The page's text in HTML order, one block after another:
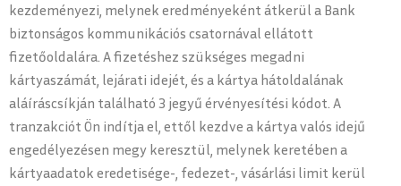
kezdeményezi, melynek eredményeként átkerül a Bank
biztonságos kommunikációs csatornával ellátott
fizetőoldalára. A fizetéshez szükséges megadni
kártyaszámát, lejárati idejét, és a kártya hátoldalának
aláíráscsíkján található 3 jegyű érvényesítési kódot. A
tranzakciót Ön indítja el, ettől kezdve a kártya valós idejű
engedélyezésen megy keresztül, melynek keretében a
kártyaadatok eredetisége-, fedezet-, vásárlási limit kerül